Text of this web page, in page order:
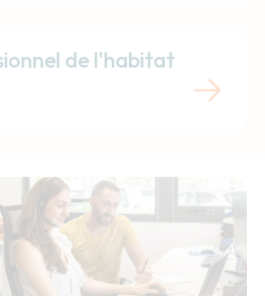
de l'habitat